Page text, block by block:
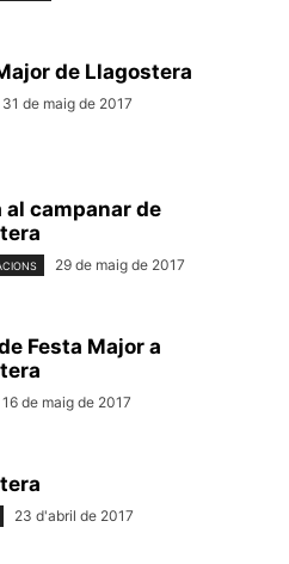
de Llagostera
31 de maig de 2017
al campanar de
29 de maig de 2017
Festa Major a
16 de maig de 2017
23 d'abril de 2017